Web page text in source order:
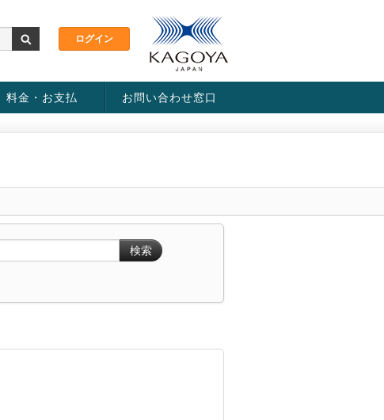
料金・お支払 お問い合わせ窓口
検索